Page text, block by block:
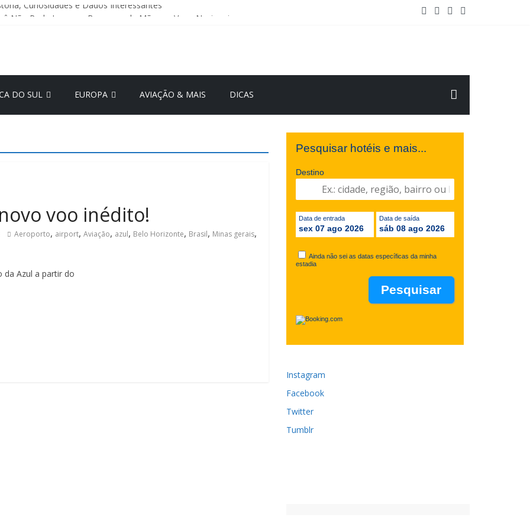
Curiosidades e Dados Interessantes
DO SUL EUROPA AVIAÇÃO & MAIS DICAS
voo inédito!
Aeroporto, airport, Aviação, azul, Belo Horizonte, Brasil, Minas gerais,
da Azul a partir do
Pesquisar hotéis e mais...
Destino
Data de entrada
sex 07 ago 2026
Data de saída
sáb 08 ago 2026
Ainda não sei as datas específicas da minha
estadia
Instagram
Facebook
Twitter
Tumblr